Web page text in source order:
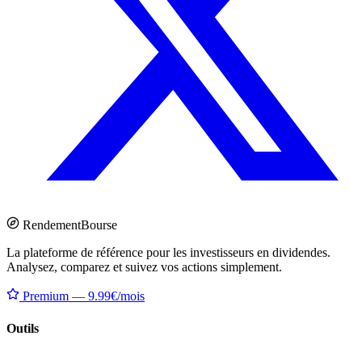
RendementBourse
La plateforme de référence pour les investisseurs en dividendes.
Analysez, comparez et suivez vos actions simplement.
Premium — 9.99€/mois
Outils